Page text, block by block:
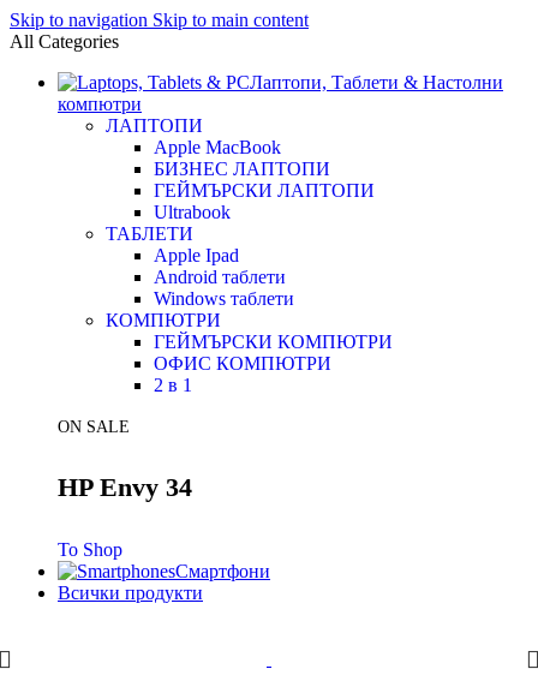
Skip to navigation Skip to main content
All Categories
Лаптопи, Таблети & Настолни
компютри
ЛАПТОПИ
Apple MacBook
БИЗНЕС ЛАПТОПИ
ГЕЙМЪРСКИ ЛАПТОПИ
Ultrabook
ТАБЛЕТИ
Apple Ipad
Android таблети
Windows таблети
КОМПЮТРИ
ГЕЙМЪРСКИ КОМПЮТРИ
ОФИС КОМПЮТРИ
2 в 1
ON SALE
HP Envy 34
To Shop
Смартфони
Всички продукти